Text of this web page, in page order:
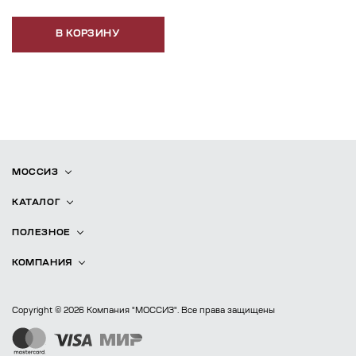
В КОРЗИНУ
МОССИЗ
КАТАЛОГ
ПОЛЕЗНОЕ
КОМПАНИЯ
Copyright © 2026 Компания "МОССИЗ". Все права защищены